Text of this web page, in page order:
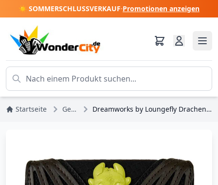
☀️ SOMMERSCHLUSSVERKAUF·Promotionen anzeigen
Startseite Geldbörsen Dreamworks by Loungefly Drachenzähmen leicht gemacht Münzbörse